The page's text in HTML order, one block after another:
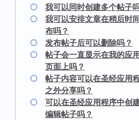
我可以同时创建多个帖子
我可以安排文章在稍后时
布吗？
发布帖子后可以删除吗？
帖子会一直显示在我的应
页面上吗？
帖子内容可以在圣经应用
之外分享吗？
可以在圣经应用程序中创
编辑帖子吗？